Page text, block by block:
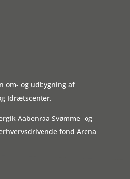
om- og udbygning af
Idrætscenter.
Aabenraa Svømme- og
fond Arena